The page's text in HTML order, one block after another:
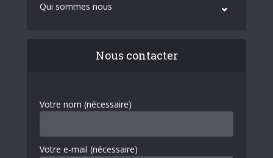
Qui sommes nous
Nous contacter
Votre nom (nécessaire)
Votre e-mail (nécessaire)